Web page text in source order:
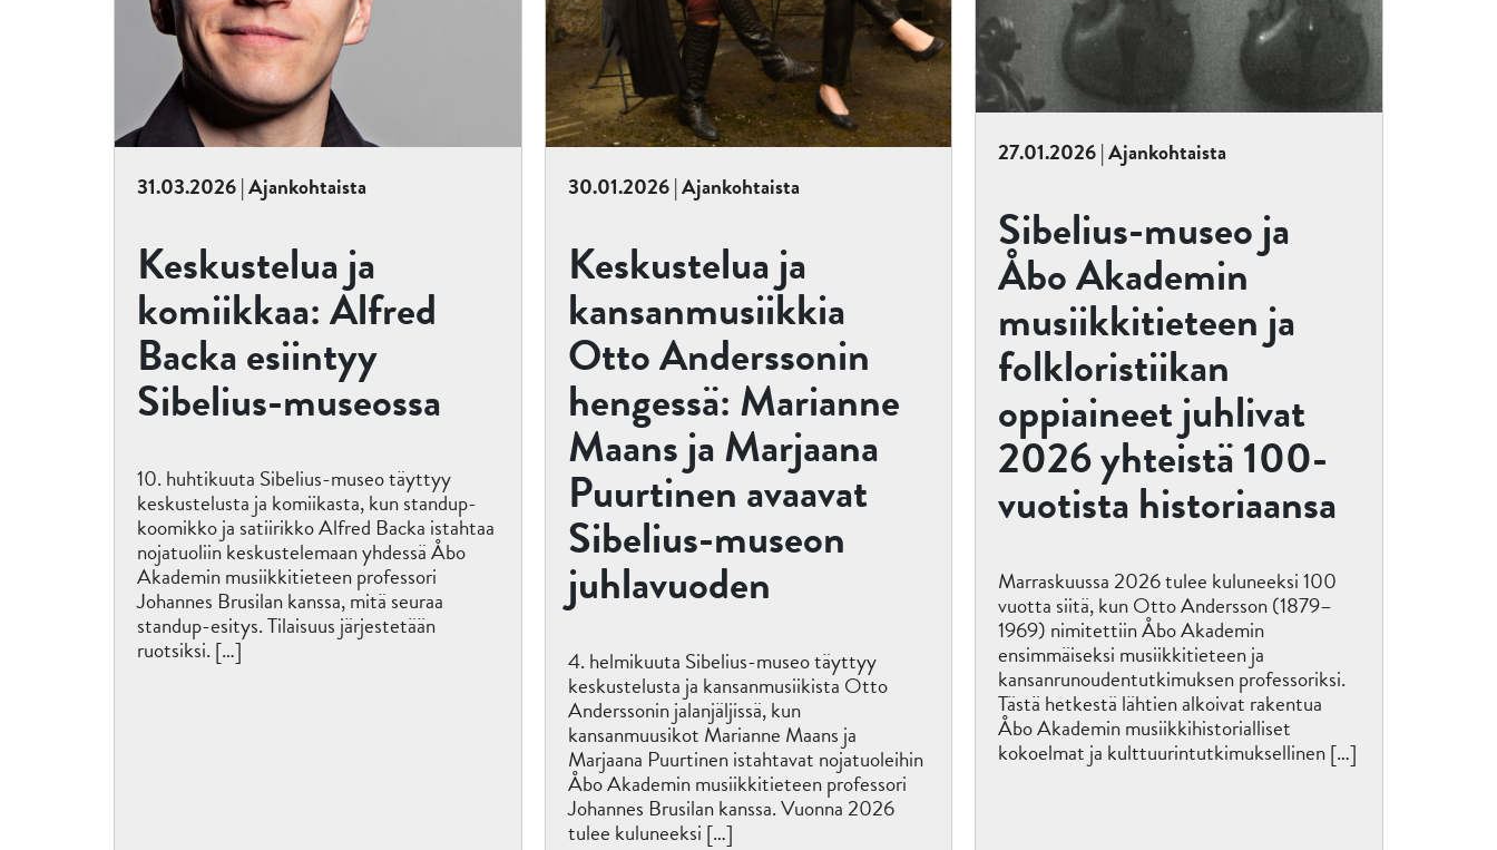
31.03.2026 | Ajankohtaista
Keskustelua ja
komiikkaa: Alfred
Backa esiintyy
Sibelius-museossa
10. huhtikuuta Sibelius-museo täyttyy
keskustelusta ja komiikasta, kun standup-
koomikko ja satiirikko Alfred Backa istahtaa
nojatuoliin keskustelemaan yhdessä Åbo
Akademin musiikkitieteen professori
Johannes Brusilan kanssa, mitä seuraa
standup-esitys. Tilaisuus järjestetään
ruotsiksi. […]
30.01.2026 | Ajankohtaista
Keskustelua ja
kansanmusiikkia
Otto Anderssonin
hengessä: Marianne
Maans ja Marjaana
Puurtinen avaavat
Sibelius-museon
juhlavuoden
4. helmikuuta Sibelius-museo täyttyy
keskustelusta ja kansanmusiikista Otto
Anderssonin jalanjäljissä, kun
kansanmuusikot Marianne Maans ja
Marjaana Puurtinen istahtavat nojatuoleihin
Åbo Akademin musiikkitieteen professori
Johannes Brusilan kanssa. Vuonna 2026
tulee kuluneeksi […]
27.01.2026 | Ajankohtaista
Sibelius-museo ja
Åbo Akademin
musiikkitieteen ja
folkloristiikan
oppiaineet juhlivat
2026 yhteistä 100-
vuotista historiaansa
Marraskuussa 2026 tulee kuluneeksi 100
vuotta siitä, kun Otto Andersson (1879–
1969) nimitettiin Åbo Akademin
ensimmäiseksi musiikkitieteen ja
kansanrunoudentutkimuksen professoriksi.
Tästä hetkestä lähtien alkoivat rakentua
Åbo Akademin musiikkihistorialliset
kokoelmat ja kulttuurintutkimuksellinen […]